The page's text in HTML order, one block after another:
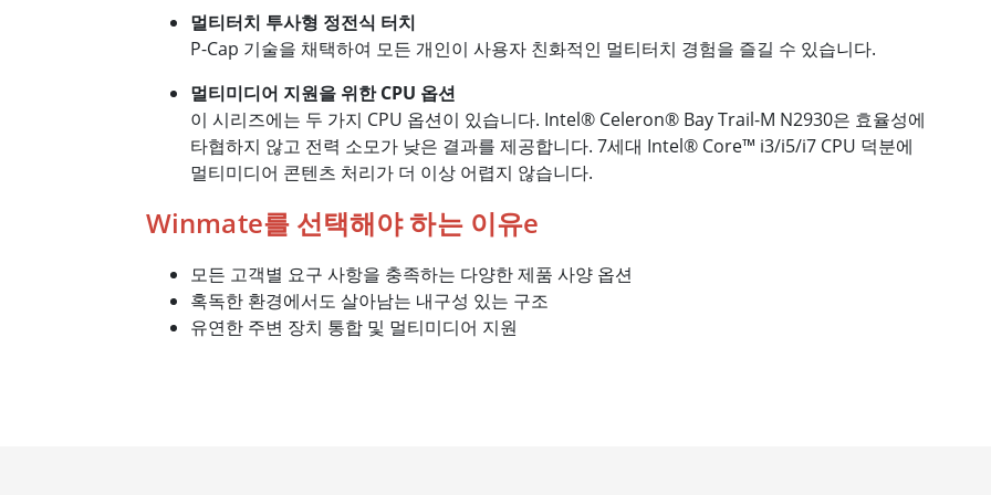
멀티터치 투사형 정전식 터치
P-Cap 기술을 채택하여 모든 개인이 사용자 친화적인 멀티터치 경험을 즐길 수 있습니다.
멀티미디어 지원을 위한 CPU 옵션
이 시리즈에는 두 가지 CPU 옵션이 있습니다. Intel® Celeron® Bay Trail-M N2930은 효율성에
타협하지 않고 전력 소모가 낮은 결과를 제공합니다. 7세대 Intel® Core™ i3/i5/i7 CPU 덕분에
멀티미디어 콘텐츠 처리가 더 이상 어렵지 않습니다.
Winmate를 선택해야 하는 이유e
모든 고객별 요구 사항을 충족하는 다양한 제품 사양 옵션
혹독한 환경에서도 살아남는 내구성 있는 구조
유연한 주변 장치 통합 및 멀티미디어 지원